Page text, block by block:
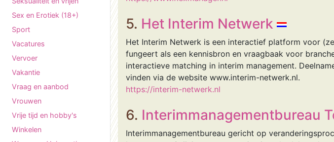
Sex en Erotiek (18+)
Sport
Vacatures
Vervoer
Vakantie
Vraag en aanbod
Vrouwen
Vrije tijd en hobby's
Winkelen
5. Het Interim Netwerk
Het Interim Netwerk is een interactief platform voor
fungeert als een kennisbron en vraagbaak voor
interactieve matching in interim management.
vinden via de website www.interim-netwerk.nl.
https://interim-netwerk.nl
6. Interimmanagementbureau
Interimmanagementbureau gericht op